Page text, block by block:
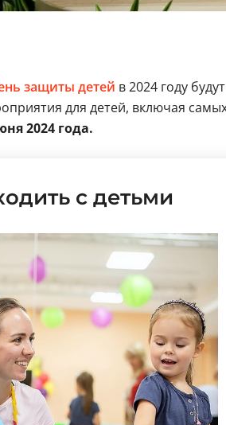
защиты детей в 2024 году
для детей, включая
2024 года.
с детьми